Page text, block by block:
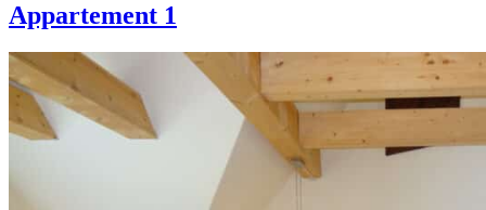
Appartement 1